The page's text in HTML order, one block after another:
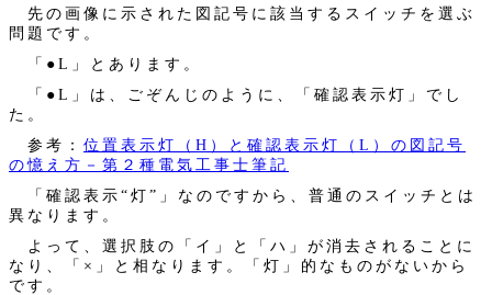
先の画像に示された図記号に該当するスイッチを選ぶ
問題です。
「●L」とあります。
「●L」は、ごぞんじのように、「確認表示灯」でし
た。
参考： 位置表示灯（H）と確認表示灯（L）の図記号
の憶え方－第２種電気工事士筆記
「確認表示“灯”」なのですから、普通のスイッチとは
異なります。
よって、選択肢の「イ」と「ハ」が消去されることに
なり、「×」と相なります。「灯」的なものがないから
です。